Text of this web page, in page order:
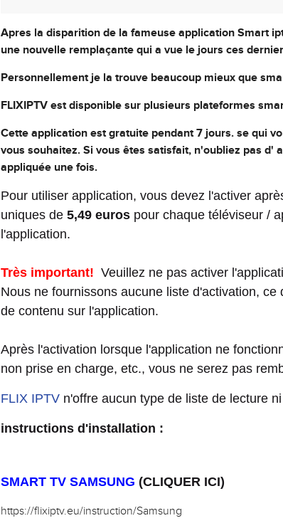
Apres la disparition de la fameuse application Smart
une nouvelle remplaçante qui a vue le jours ces
Personnellement je la trouve beaucoup mieux que
FLIXIPTV est disponible sur plusieurs plateformes
Cette application est gratuite pendant 7 jours. se qui
vous souhaitez. Si vous êtes satisfait, n'oubliez pas d'
appliquée une fois.
Pour utiliser application, vous devez l'activer
uniques de 5,49 eurospour chaque téléviseur /
l'application.
Très important! Veuillez ne pas activer
Nous ne fournissons aucune liste d'activation,
de contenu sur l'application.
Après l'activation lorsque l'application ne
non prise en charge, etc., vous ne serez pas
FLIX IPTVn'offre aucun type de liste de lecture
instructions d'installation :
SMART TV SAMSUNG (CLIQUER ICI)
https://flixiptv.eu/instruction/Samsung